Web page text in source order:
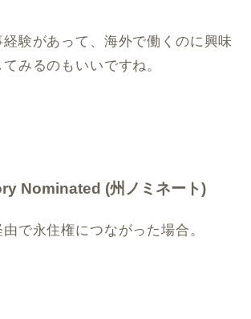
経験があって、海外で働くのに興味
みるのもいいですね。
Nominated (州ノミネート)
で永住権につながった場合。